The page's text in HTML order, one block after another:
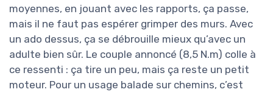
moyennes, en jouant avec les rapports, ça passe,
mais il ne faut pas espérer grimper des murs. Avec
un ado dessus, ça se débrouille mieux qu’avec un
adulte bien sûr. Le couple annoncé (8,5 N.m) colle à
ce ressenti : ça tire un peu, mais ça reste un petit
moteur. Pour un usage balade sur chemins, c’est